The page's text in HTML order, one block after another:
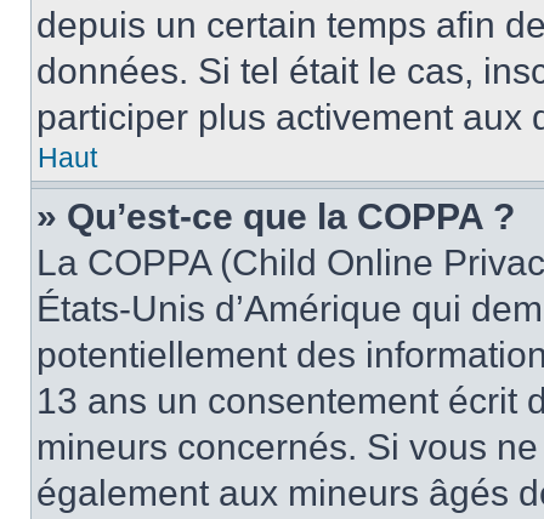
depuis un certain temps afin
données. Si tel était le cas,
participer plus activement aux
Haut
» Qu’est-ce que la COPPA ?
La COPPA (Child Online
États-Unis d’Amérique qui
potentiellement des
13 ans un consentement écrit
mineurs concernés. Si vous
également aux mineurs âgés